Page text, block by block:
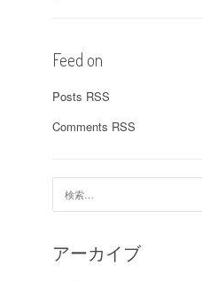
Feed on
Posts RSS
Comments RSS
索:
アーカイブ